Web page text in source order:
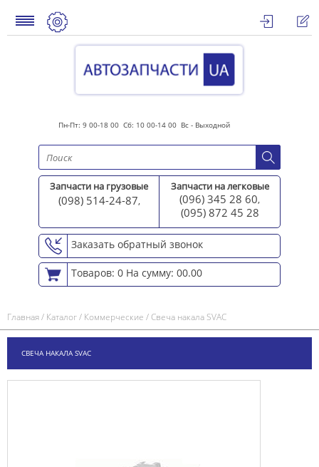
Пн-Пт: 9 00-18 00 Сб: 10 00-14 00 Вс - Выходной
Запчасти на грузовые
(098) 514-24-87,
Запчасти на легковые
(096) 345 28 60,
(095) 872 45 28
Заказать обратный звонок
Товаров: 0 На сумму: 00.00
Главная/ Каталог/ Коммерческие /Свеча накала SVAC
СВЕЧА НАКАЛА SVAC